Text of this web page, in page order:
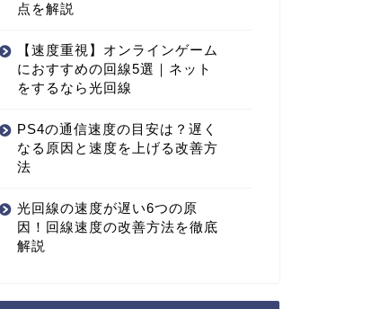
点を解説
【速度重視】オンラインゲーム
におすすめの回線5選｜ネット
をするなら光回線
PS4の通信速度の目安は？遅く
なる原因と速度を上げる改善方
法
光回線の速度が遅い6つの原
因！回線速度の改善方法を徹底
解説